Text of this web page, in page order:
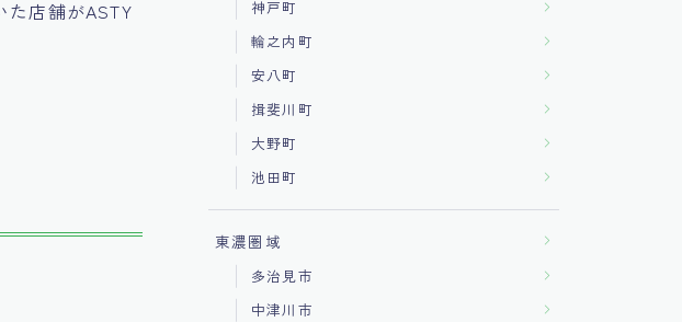
た店舗がASTY
神戸町
輪之内町
安八町
揖斐川町
大野町
池田町
東濃圏域
多治見市
中津川市